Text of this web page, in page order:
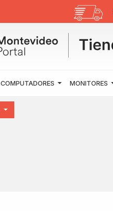
COMPUTADORES MONITORES